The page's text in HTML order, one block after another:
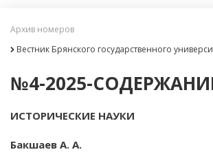
Архив номеров
Вестник Брянского государственного
№4-2025-
ИСТОРИЧЕСКИЕ НАУКИ
Бакшаев А. А.